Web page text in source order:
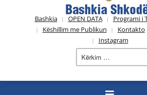
Bashkia OPEN DATA
Programi i
Këshillim me Publikun
Kontakto
Instagram
Kërko